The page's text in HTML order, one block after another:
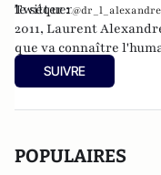
le séquençage ADN.
2011, Laurent
que va connaître
biotechnologie.
Twitter :@dr_l_alexandre
SUIVRE
POPULAIRES